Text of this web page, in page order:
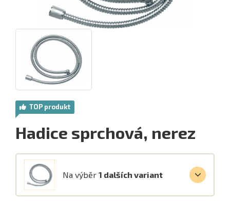
TOP produkt
Hadice sprchová, nerez
Na výběr 1 dalších variant